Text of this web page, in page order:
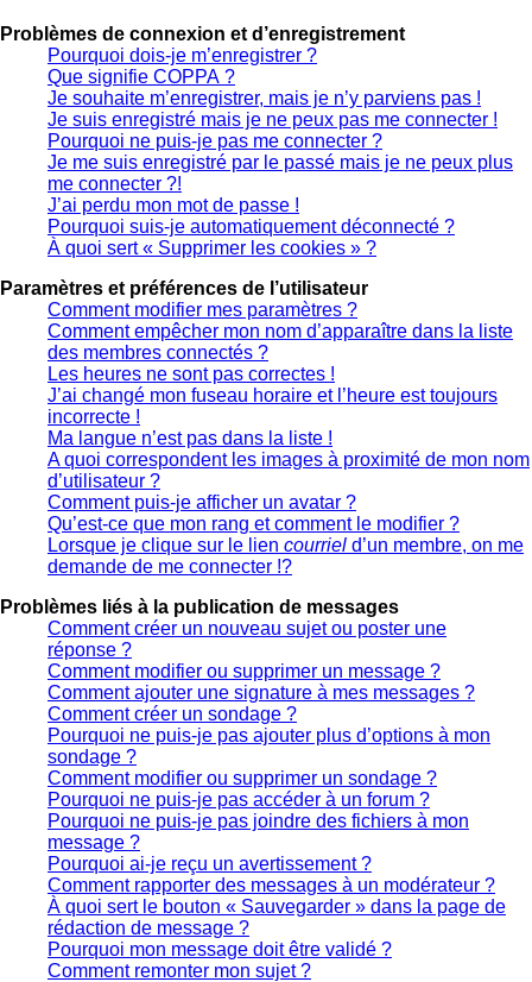
Problèmes de connexion et d’enregistrement
Pourquoi dois-je m’enregistrer ?
Que signifie COPPA ?
Je souhaite m’enregistrer, mais je n’y parviens pas !
Je suis enregistré mais je ne peux pas me connecter !
Pourquoi ne puis-je pas me connecter ?
Je me suis enregistré par le passé mais je ne peux plus
me connecter ?!
J’ai perdu mon mot de passe !
Pourquoi suis-je automatiquement déconnecté ?
À quoi sert « Supprimer les cookies » ?
Paramètres et préférences de l’utilisateur
Comment modifier mes paramètres ?
Comment empêcher mon nom d’apparaître dans la liste
des membres connectés ?
Les heures ne sont pas correctes !
J’ai changé mon fuseau horaire et l’heure est toujours
incorrecte !
Ma langue n’est pas dans la liste !
A quoi correspondent les images à proximité de mon nom
d’utilisateur ?
Comment puis-je afficher un avatar ?
Qu’est-ce que mon rang et comment le modifier ?
Lorsque je clique sur le lien courriel d’un membre, on me
demande de me connecter !?
Problèmes liés à la publication de messages
Comment créer un nouveau sujet ou poster une
réponse ?
Comment modifier ou supprimer un message ?
Comment ajouter une signature à mes messages ?
Comment créer un sondage ?
Pourquoi ne puis-je pas ajouter plus d’options à mon
sondage ?
Comment modifier ou supprimer un sondage ?
Pourquoi ne puis-je pas accéder à un forum ?
Pourquoi ne puis-je pas joindre des fichiers à mon
message ?
Pourquoi ai-je reçu un avertissement ?
Comment rapporter des messages à un modérateur ?
À quoi sert le bouton « Sauvegarder » dans la page de
rédaction de message ?
Pourquoi mon message doit être validé ?
Comment remonter mon sujet ?